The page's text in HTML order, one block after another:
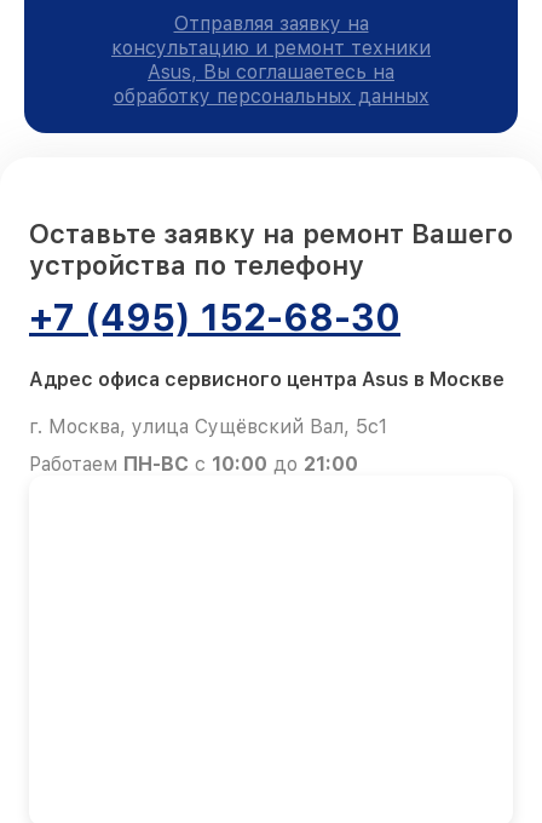
Отправляя заявку на
консультацию и ремонт техники
Asus, Вы соглашаетесь на
обработку персональных данных
Оставьте заявку на ремонт Вашего
устройства по телефону
+7 (495) 152-68-30
Адрес офиса сервисного центра Asus в Москве
г. Москва, улица Сущёвский Вал, 5с1
Работаем ПН-ВС с 10:00 до 21:00